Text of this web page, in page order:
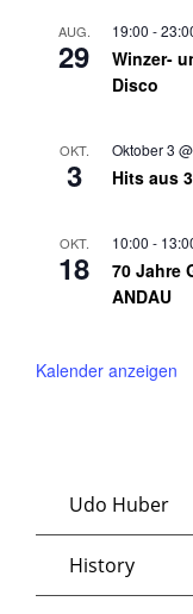
AUG.
29
19:00 -
Winzer-
Disco
OKT.
3
Oktober 3
Hits aus
OKT.
18
10:00 -
70 Jahre
ANDAU
Kalender anzeigen
Udo Huber
History